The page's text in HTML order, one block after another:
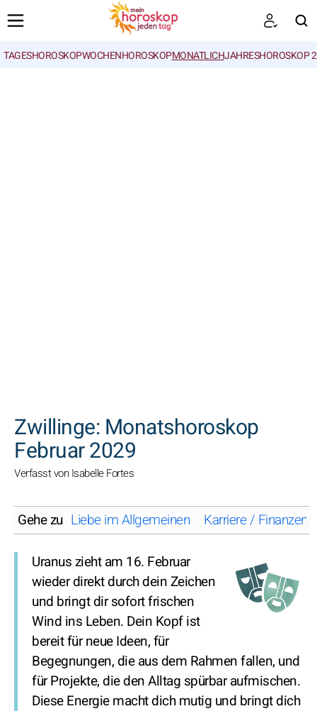
TAGESHOROSKOPWOCHENHOROSKOPMONATLICHJAHRESHOROSKOP
Zwillinge: Monatshoroskop
Februar 2029
Verfasst von Isabelle Fortes
Gehe zu Liebe im Allgemeinen Karriere / Finanzen
Uranus zieht am 16. Februar
wieder direkt durch dein Zeichen
und bringt dir sofort frischen
Wind ins Leben. Dein Kopf ist
bereit für neue Ideen, für
Begegnungen, die aus dem Rahmen fallen, und
für Projekte, die den Alltag spürbar aufmischen.
Diese Energie macht dich mutig und bringt dich